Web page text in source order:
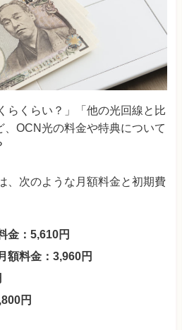
らくらい？」「他の光回線と比
OCN光の料金や特典について
、次のような月額料金と初期費
金：5,610円
額料金：3,960円
円